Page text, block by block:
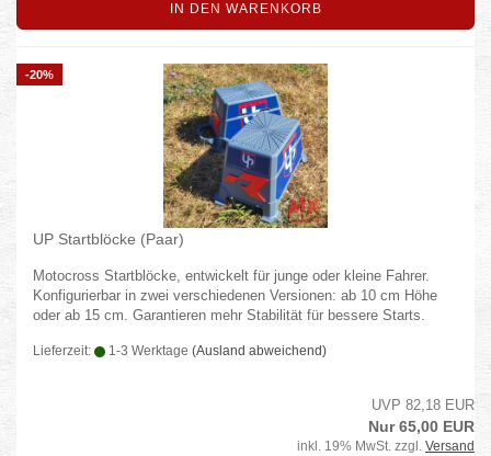
IN DEN WARENKORB
-20%
UP Startblöcke (Paar)
Motocross Startblöcke, entwickelt für junge oder kleine Fahrer.
Konfigurierbar in zwei verschiedenen Versionen: ab 10 cm Höhe
oder ab 15 cm. Garantieren mehr Stabilität für bessere Starts.
Lieferzeit: 1-3 Werktage (Ausland abweichend)
UVP 82,18 EUR
Nur 65,00 EUR
inkl. 19% MwSt. zzgl. Versand